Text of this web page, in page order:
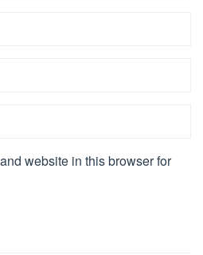
website in this browser for